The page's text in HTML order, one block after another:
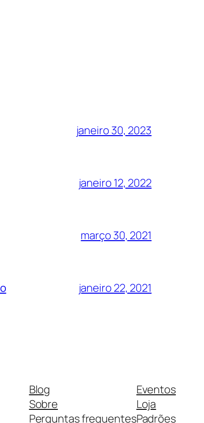
janeiro 30, 2023
janeiro 12, 2022
março 30, 2021
janeiro 22, 2021
Blog
Sobre
Perguntas frequentes
Eventos
Loja
Padrões